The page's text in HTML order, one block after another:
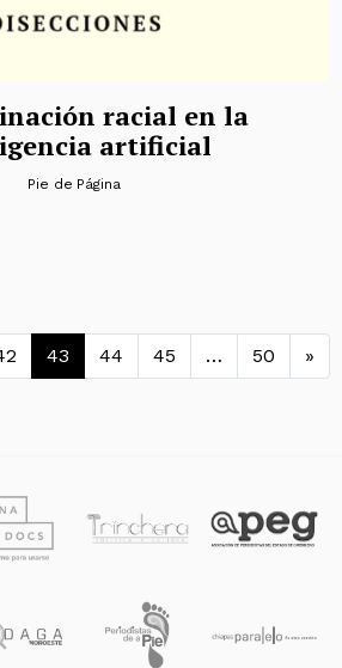
racial en la
artificial
Pie de Página
entradas
43 44 45 … 50 »